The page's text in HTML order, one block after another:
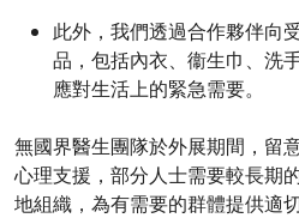
此外，我們透過合作夥伴向
品，包括內衣、衞生巾、洗
應對生活上的緊急需要。
無國界醫生團隊於外展期間，留
心理支援，部分人士需要較長期
地組織，為有需要的群體提供適